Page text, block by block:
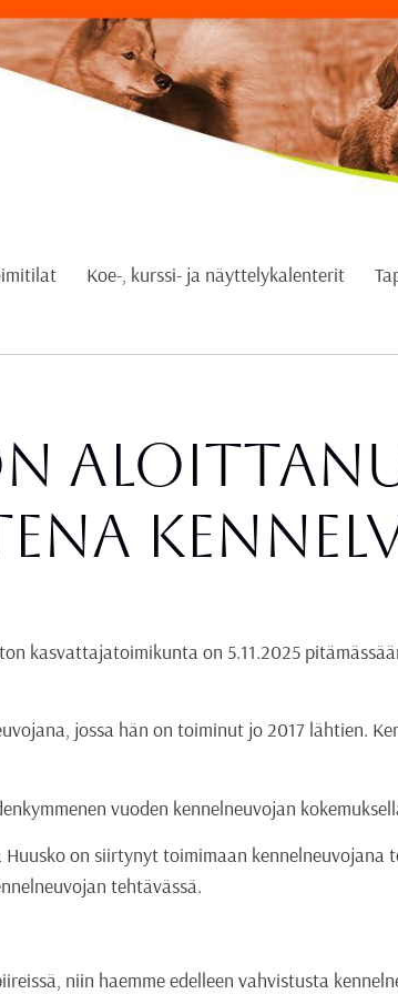
Koe-, kurssi- ja näyttelykalenterit
kasvattajatoimikunta on 5.11.2025
jossa hän on toiminut jo 2017 lähtien.
vuoden kennelneuvojan
on siirtynyt toimimaan
tehtävässä.
niin haemme edelleen vahvistusta